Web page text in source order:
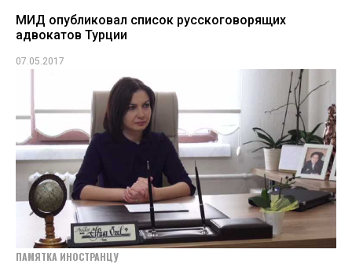
МИД опубликовал список русскоговорящих
адвокатов Турции
07.05.2017
ПАМЯТКА ИНОСТРАНЦУ